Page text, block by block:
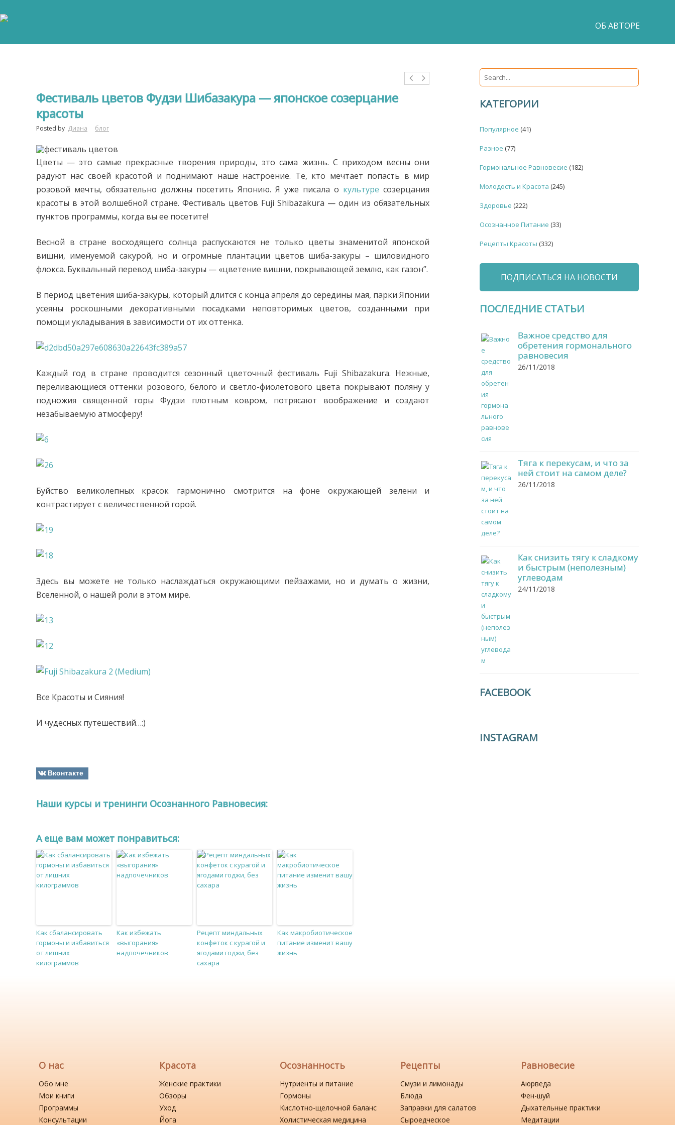
ОБ АВТОРЕ
Фестиваль цветов Фудзи Шибазакура — японское созерцание
красоты
Posted by Диана блог
Цветы — это самые прекрасные творения природы, это сама жизнь. С приходом весны они
радуют нас своей красотой и поднимают наше настроение. Те, кто мечтает попасть в мир
розовой мечты, обязательно должны посетить Японию. Я уже писала о культуре созерцания
красоты в этой волшебной стране. Фестиваль цветов Fuji Shibazakura — один из обязательных
пунктов программы, когда вы ее посетите!
Весной в стране восходящего солнца распускаются не только цветы знаменитой японской
вишни, именуемой сакурой, но и огромные плантации цветов шиба-закуры – шиловидного
флокса. Буквальный перевод шиба-закуры — «цветение вишни, покрывающей землю, как газон”.
В период цветения шиба-закуры, который длится с конца апреля до середины мая, парки Японии
усеяны роскошными декоративными посадками неповторимых цветов, созданными при
помощи укладывания в зависимости от их оттенка.
Каждый год в стране проводится сезонный цветочный фестиваль Fuji Shibazakura. Нежные,
переливающиеся оттенки розового, белого и светло-фиолетового цвета покрывают поляну у
подножия священной горы Фудзи плотным ковром, потрясают воображение и создают
незабываемую атмосферу!
Буйство великолепных красок гармонично смотрится на фоне окружающей зелени и
контрастирует с величественной горой.
Здесь вы можете не только наслаждаться окружающими пейзажами, но и думать о жизни,
Вселенной, о нашей роли в этом мире.
Все Красоты и Сияния!
И чудесных путешествий…:)
Вконтакте
Наши курсы и тренинги Осознанного Равновесия:
A еще вам может понравиться:
Как сбалансировать
гормоны и избавиться
от лишних
килограммов
Как избежать
«выгорания»
надпочечников
Рецепт миндальных
конфеток с курагой и
ягодами годжи, без
сахара
Как макробиотическое
питание изменит вашу
жизнь
КАТЕГОРИИ
Популярное (41)
Разное (77)
Гормональное Равновесие (182)
Молодость и Красота (245)
Здоровье (222)
Осознанное Питание (33)
Рецепты Красоты (332)
ПОДПИСАТЬСЯ НА НОВОСТИ
ПОСЛЕДНИЕ СТАТЬИ
Важное средство для
обретения гормонального
равновесия
26/11/2018
Тяга к перекусам, и что за
ней стоит на самом деле?
26/11/2018
Как снизить тягу к сладкому
и быстрым (неполезным)
углеводам
24/11/2018
FACEBOOK
INSTAGRAM
О нас
Обо мне
Мои книги
Программы
Консультации
Красота
Женские практики
Обзоры
Уход
Йога
Осознанность
Нутриенты и питание
Гормоны
Кислотно-щелочной баланс
Холистическая медицина
Рецепты
Смузи и лимонады
Блюда
Заправки для салатов
Сыроедческое
Равновесие
Аюрведа
Фен-шуй
Дыхательные практики
Медитации